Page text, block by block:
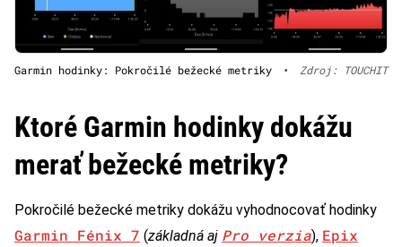
Garmin hodinky: Pokročilé bežecké metriky • Zdroj: TOUCHIT
Ktoré Garmin hodinky dokážu
merať bežecké metriky?
Pokročilé bežecké metriky dokážu vyhodnocovať hodinky
Garmin Fénix 7 (základná aj Pro verzia), Epix